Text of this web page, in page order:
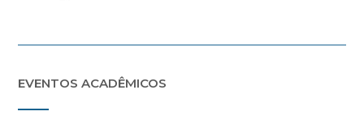
EVENTOS ACADÊMICOS